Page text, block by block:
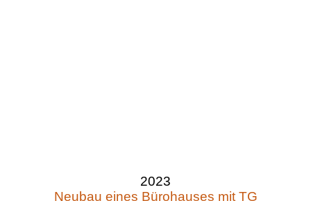
2023
Neubau eines Bürohauses mit TG